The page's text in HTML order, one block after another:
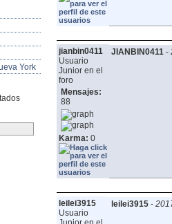
York
jianbin0411
Usuario
Junior en el
foro
Mensajes:
88
Karma: 0
JIANBIN0411-
leilei3915
Usuario
leilei3915-